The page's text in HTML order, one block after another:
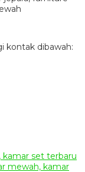
kontak dibawah: